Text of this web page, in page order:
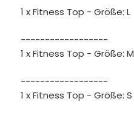
1 x Fitness Top - Größe: L
------------------
1 x Fitness Top - Größe: M
------------------
1 x Fitness Top - Größe: S